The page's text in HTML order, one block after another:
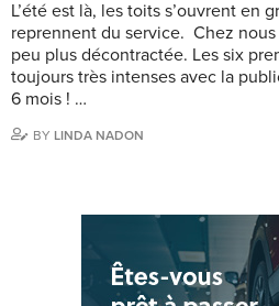
L’été est là, les toits s’ouvrent en
reprennent du service. Chez nous
peu plus décontractée. Les six
toujours très intenses avec la
6 mois ! …
BY LINDA NADON